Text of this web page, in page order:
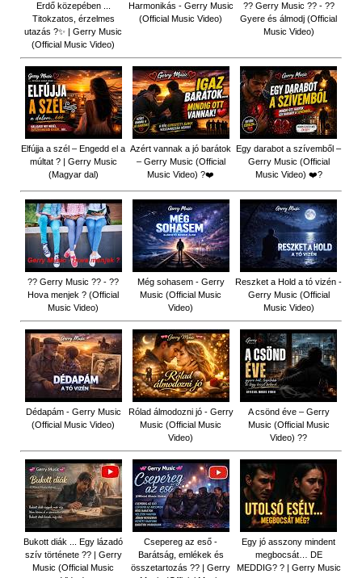
Erdő közepében ...
Titokzatos, érzelmes
utazás ?✨ | Gerry Music
(Official Music Video)
Harmonikás - Gerry Music
(Official Music Video)
?? Gerry Music ?? - ??
Gyere és álmodj (Official
Music Video)
Elfújja a szél – Engedd el a
múltat ? | Gerry Music
(Magyar dal)
Azért vannak a jó barátok
– Gerry Music (Official
Music Video) ?❤️
Egy darabot a szívemből –
Gerry Music (Official
Music Video) ❤️?
?? Gerry Music ?? - ??
Hova menjek ? (Official
Music Video)
Még sohasem - Gerry
Music (Official Music
Video)
Reszket a Hold a tó vizén -
Gerry Music (Official
Music Video)
Dédapám - Gerry Music
(Official Music Video)
Rólad álmodozni jó - Gerry
Music (Official Music
Video)
A csönd éve – Gerry
Music (Official Music
Video) ??
Bukott diák ... Egy lázadó
szív története ?? | Gerry
Music (Official Music
Csepereg az eső -
Barátság, emlékek és
összetartozás ?️? | Gerry
Egy jó asszony mindent
megbocsát… DE
MEDDIG? ? | Gerry Music